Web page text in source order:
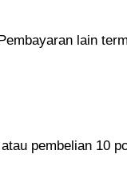
lain
atau pembelian 10